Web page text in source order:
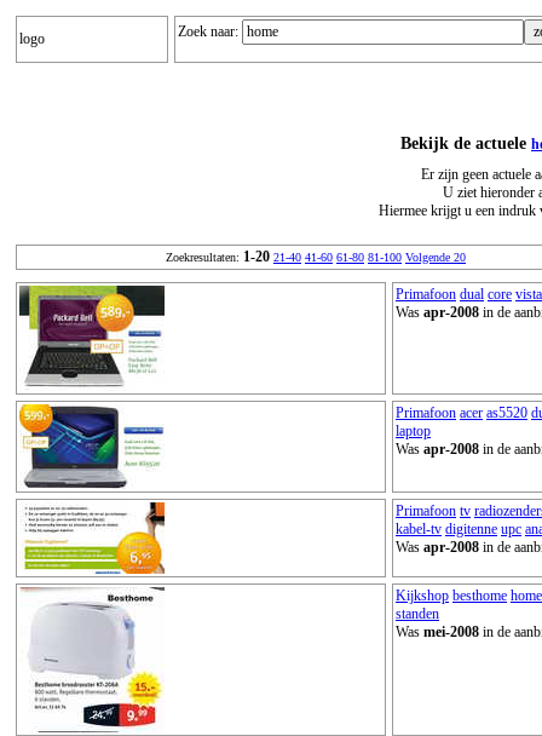
logo Zoek naar:
Bekijk de actuele
Er zijn geen actuele
U ziet hieronder
Hiermee krijgt u een indruk
Zoekresultaten: 1-20 21-40 41-60 61-80 81-100 Volgende 20
Primafoon dual core vista
Was apr-2008 in de
Primafoon acer as5520
laptop
Was apr-2008 in de
Primafoon tv
kabel-tv digitenne upc
Was apr-2008 in de
Kijkshop besthome home
standen
Was mei-2008 in de